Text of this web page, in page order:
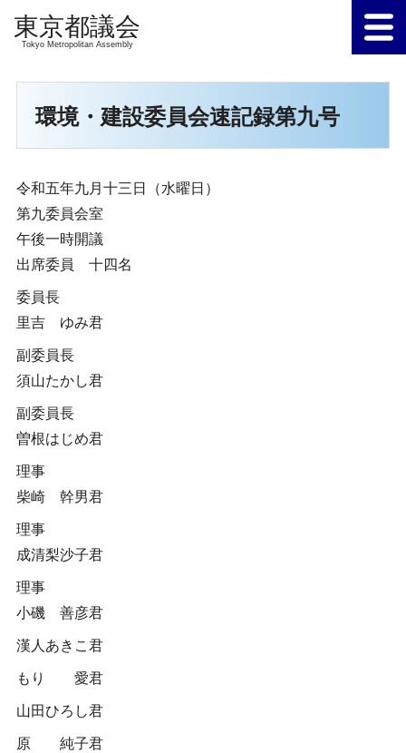
Tokyo Metropolitan Assembly
環境・建設委員会速記録第九号
令和五年九月十三日（水曜日）
第九委員会室
午後一時開議
出席委員 十四名
委員長
里吉 ゆみ君
副委員長
須山たかし君
副委員長
曽根はじめ君
理事
柴崎 幹男君
理事
成清梨沙子君
理事
小磯 善彦君
漢人あきこ君
もり 愛君
山田ひろし君
原 純子君